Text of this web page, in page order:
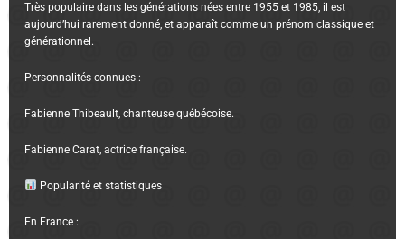
Très populaire dans les générations nées entre 1955 et 1985, il est
aujourd’hui rarement donné, et apparaît comme un prénom classique et
générationnel.
Personnalités connues :
Fabienne Thibeault, chanteuse québécoise.
Fabienne Carat, actrice française.
Popularité et statistiques
En France :